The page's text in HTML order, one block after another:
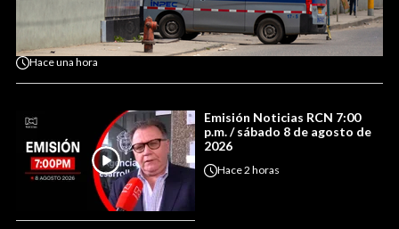
Haceuna hora
Emisión Noticias RCN 7:00
p.m. / sábado 8 de agosto de
2026
Hace2 horas